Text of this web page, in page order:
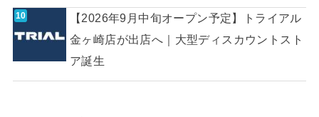
【2026年9月中旬オープン予定】トライアル
金ヶ崎店が出店へ｜大型ディスカウントスト
ア誕生